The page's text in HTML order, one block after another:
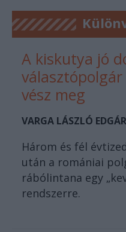
A kiskutya jó
vész meg
VARGA LÁSZLÓ EDGÁR
Három és fél
után a romániai
rábólintana egy
rendszerre.